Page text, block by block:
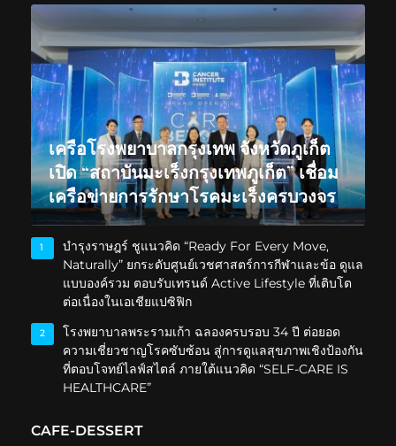
เครือโรงพยาบาลกรุงเทพ จังหวัดภูเก็ต
เปิด “สถาบันมะเร็งกรุงเทพภูเก็ต” เชื่อม
เครือข่ายการรักษาโรคมะเร็งครบวงจร
1
บำรุงราษฎร์ ชูแนวคิด “Ready For Every Move,
Naturally” ยกระดับศูนย์เวชศาสตร์การกีฬาและข้อ ดูแล
แบบองค์รวม ตอบรับเทรนด์ Active Lifestyle ที่เติบโต
ต่อเนื่องในเอเชียแปซิฟิก
2
โรงพยาบาลพระรามเก้า ฉลองครบรอบ 34 ปี ต่อยอด
ความเชี่ยวชาญโรคซับซ้อน สู่การดูแลสุขภาพเชิงป้องกัน
ที่ตอบโจทย์ไลฟ์สไตล์ ภายใต้แนวคิด “SELF-CARE IS
HEALTHCARE”
CAFE-DESSERT